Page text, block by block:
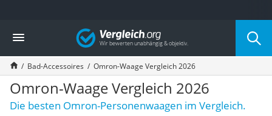
Die beliebtesten Vergleiche nach Kategorie
Wohnen
Matratzen-Topper
Matratzen
Konferenzlautsprecher
Tageslichtlampe
Badlüfter
Vergleich
Bad-Accessoires Omron-Waage Vergleich 2026
Omron-Waage Vergleich 2026
Die besten Omron-Personenwaagen im Vergleich.